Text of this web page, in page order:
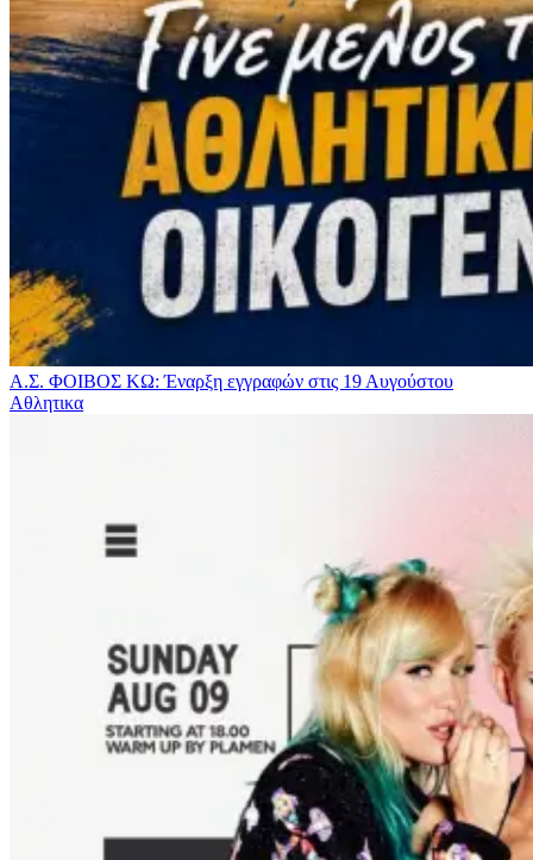
Α.Σ. ΦΟΙΒΟΣ ΚΩ: Έναρξη εγγραφών στις 19 Αυγούστου
Αθλητικα